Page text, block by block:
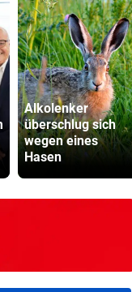
Alkolenker
überschlug sich
wegen eines
Hasen